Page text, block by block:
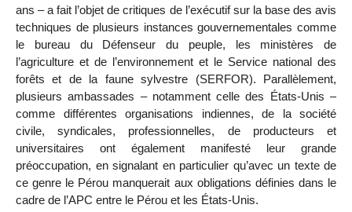
ans – a fait l’objet de critiques de l’exécutif sur la base des avis
techniques de plusieurs instances gouvernementales comme
le bureau du Défenseur du peuple, les ministères de
l’agriculture et de l’environnement et le Service national des
forêts et de la faune sylvestre (SERFOR). Parallèlement,
plusieurs ambassades – notamment celle des États-Unis –
comme différentes organisations indiennes, de la société
civile, syndicales, professionnelles, de producteurs et
universitaires ont également manifesté leur grande
préoccupation, en signalant en particulier qu’avec un texte de
ce genre le Pérou manquerait aux obligations définies dans le
cadre de l’APC entre le Pérou et les États-Unis.